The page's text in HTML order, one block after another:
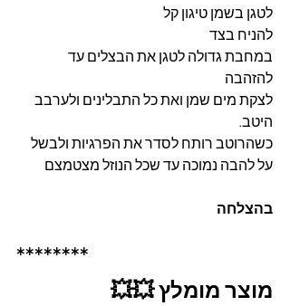
לטגן בשמן טיגון קל
להניח בצד
במחבת גדולה לטגן את הבצלים עד
להזהבה
לצקת מים שמן ואת כל התבלינים ולערבב
היטב.
כשהרוטב רותח לסדר את הפרגיות ולבשל
על להבה נמוכה עד שכל הנוזל מצטמצם
בהצלחה
********
מוצר מומלץ 💥💥